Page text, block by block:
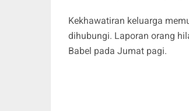
Kekhawatiran keluarga
dihubungi. Laporan orang
Babel pada Jumat pagi.